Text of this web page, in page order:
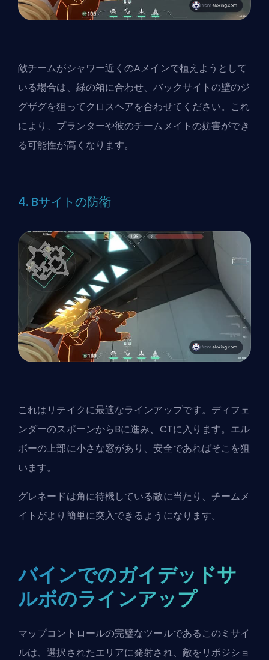
敵チームがシャワー近くのAメインで植えようとして
いる場合は、緑の箱に合わせ、バックサイトの壁のジ
グザグを狙ってクロスヘアを合わせてください。これ
により、プランターや彼のチームメイトの妨害ができ
る可能性が高くなります。
4. Bサイトの防衛
これはリテイクに最適なラインアップです。ディフェ
ンダーのスポーンからBに進み、CTに入ります。エル
ボーの上部に小さな窓があり、安全であればそこを狙
います。
グレネードは角に待機している敵に当たり、チームメ
イトがより簡単に突入できるようになります。
バインでのガイデッドサ
ルボのラインアップ
マップコントロールの完璧なツールであるこのミサイ
ルは、選択されたエリアに発射され、敵をリポジショ